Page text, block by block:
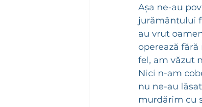
Așa ne-au
jurământului
au vrut
operează
fel, am văzut
Nici n-am
nu ne-au
murdărim cu